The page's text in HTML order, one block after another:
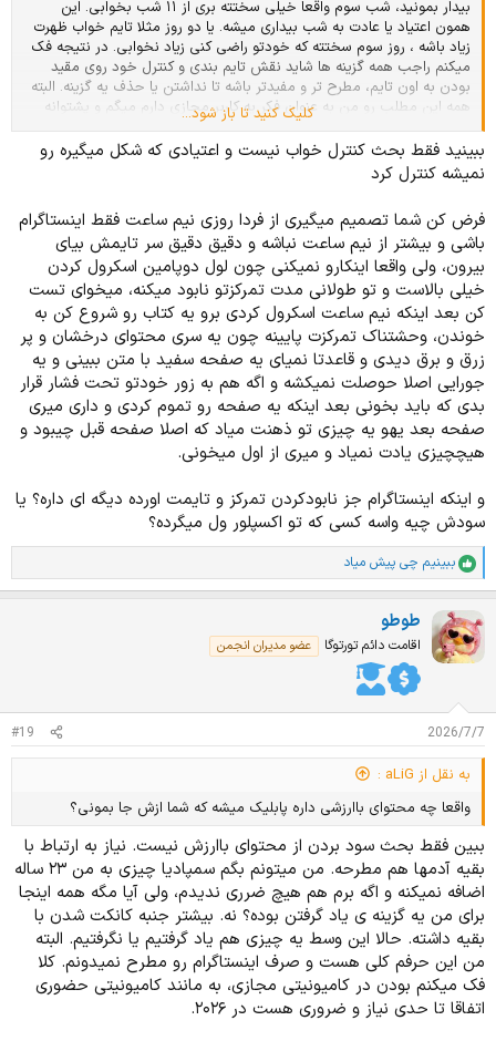
بیدار بمونید، شب سوم واقعا خیلی سختته بری از ۱۱ شب بخوابی. این
همون اعتیاد یا عادت به شب بیداری میشه. یا دو روز مثلا تایم خواب ظهرت
زیاد باشه ، روز سوم سختته که خودتو راضی کنی زیاد نخوابی. در نتیجه فک
میکنم راجب همه گزینه ها شاید نقش تایم بندی و کنترل خود روی مقید
بودن به اون تایم، مطرح تر و مفیدتر باشه تا نداشتن یا حذف یه گزینه. البته
همه این مطلب رو من به عنوان فکر یه کاربر مجازی دارم میگم و پشتوانه
علمی مثل ارائه یه مقاله راجبش ندارم.
کلیک کنید تا باز شود...
ببینید فقط بحث کنترل خواب نیست و اعتیادی که شکل میگیره رو
نمیشه کنترل کرد
فرض کن شما تصمیم میگیری از فردا روزی نیم ساعت فقط اینستاگرام
باشی و بیشتر از نیم ساعت نباشه و دقیق دقیق سر تایمش بیای
بیرون، ولی واقعا اینکارو نمیکنی چون لول دوپامین اسکرول کردن
خیلی بالاست و تو طولانی مدت تمرکزتو نابود میکنه، میخوای تست
کن بعد اینکه نیم ساعت اسکرول کردی برو یه کتاب رو شروع کن به
خوندن، وحشتناک تمرکزت پایینه چون یه سری محتوای درخشان و پر
زرق و برق دیدی و قاعدتا نمیای یه صفحه سفید با متن ببینی و یه
جورایی اصلا حوصلت نمیکشه و اگه هم به زور خودتو تحت فشار قرار
بدی که باید بخونی بعد اینکه یه صفحه رو تموم کردی و داری میری
صفحه بعد یهو یه چیزی تو ذهنت میاد که اصلا صفحه قبل چیبود و
هیچچیزی یادت نمیاد و میری از اول میخونی.
و اینکه اینستاگرام جز نابودکردن تمرکز و تایمت اورده دیگه ای داره؟ یا
سودش چیه واسه کسی که تو اکسپلور ول میگرده؟
ا
م
ی
ا
ز
:
ببینیم چی پیش میاد
طوطو
اقامت دائم تورتوگا عضو مدیران انجمن
2026/7/7
#19
به نقل از aLiG :
واقعا چه محتوای باارزشی داره پابلیک میشه که شما ازش جا بمونی؟
ببین فقط بحث سود بردن از محتوای باارزش نیست. نیاز به ارتباط با
بقیه آدمها هم مطرحه. من میتونم بگم سمپادیا چیزی به من ۲۳ ساله
اضافه نمیکنه و اگه برم هم هیچ ضرری ندیدم، ولی آیا مگه همه اینجا
برای من یه گزینه ی یاد گرفتن بوده؟ نه. بیشتر جنبه کانکت شدن با
بقیه داشته. حالا این وسط یه چیزی هم یاد گرفتیم یا نگرفتیم. البته
من این حرفم کلی هست و صرف اینستاگرام رو مطرح نمیدونم. کلا
فک میکنم بودن در کامیونیتی مجازی، به مانند کامیونیتی حضوری
اتفاقا تا حدی نیاز و ضروری هست در ۲۰۲۶.